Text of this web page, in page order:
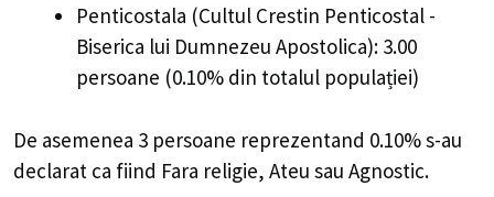
Penticostala (Cultul Crestin Penticostal -
Biserica lui Dumnezeu Apostolica): 3.00
persoane (0.10% din totalul populației)
De asemenea 3 persoane reprezentand 0.10% s-au
declarat ca fiind Fara religie, Ateu sau Agnostic.